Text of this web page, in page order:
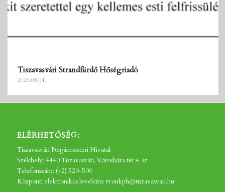
Tiszavasvári Strandfürdő Hőségriadó
2026.08.04.
ELÉRHETŐSÉG:
Tiszavasvári Polgármesteri Hivatal
Székhely: 4440 Tiszavasvári, Városháza tér 4. sz.
Telefonszám: (42) 520-500
Központi elektronikus levélcím: tvonkph@tiszavasvari.hu